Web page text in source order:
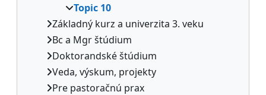
Topic 10
Základný kurz a univerzita 3. veku
Bc a Mgr štúdium
Doktorandské štúdium
Veda, výskum, projekty
Pre pastoračnú prax